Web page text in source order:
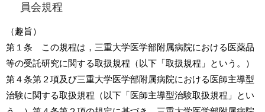
員会規程
（趣旨）
第１条 この規程は，三重大学医学部附属病院における医薬品
等の受託研究に関する取扱規程（以下「取扱規程」という。）
第４条第２項及び三重大学医学部附属病院における医師主導型
治験に関する取扱規程（以下「医師主導型治験取扱規程」とい